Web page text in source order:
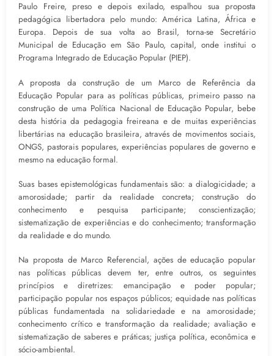
Paulo Freire, preso e depois exilado, espalhou sua proposta
pedagógica libertadora pelo mundo: América Latina, África e
Europa. Depois de sua volta ao Brasil, torna-se Secretário
Municipal de Educação em São Paulo, capital, onde institui o
Programa Integrado de Educação Popular (PIEP).
A proposta da construção de um Marco de Referência da
Educação Popular para as políticas públicas, primeiro passo na
construção de uma Política Nacional de Educação Popular, bebe
desta história da pedagogia freireana e de muitas experiências
libertárias na educação brasileira, através de movimentos sociais,
ONGS, pastorais populares, experiências populares de governo e
mesmo na educação formal.
Suas bases epistemológicas fundamentais são: a dialogicidade; a
amorosidade; partir da realidade concreta; construção do
conhecimento e pesquisa participante; conscientização;
sistematização de experiências e do conhecimento; transformação
da realidade e do mundo.
Na proposta de Marco Referencial, ações de educação popular
nas políticas públicas devem ter, entre outros, os seguintes
princípios e diretrizes: emancipação e poder popular;
participação popular nos espaços públicos; equidade nas políticas
públicas fundamentada na solidariedade e na amorosidade;
conhecimento crítico e transformação da realidade; avaliação e
sistematização de saberes e práticas; justiça política, econômica e
sócio-ambiental.